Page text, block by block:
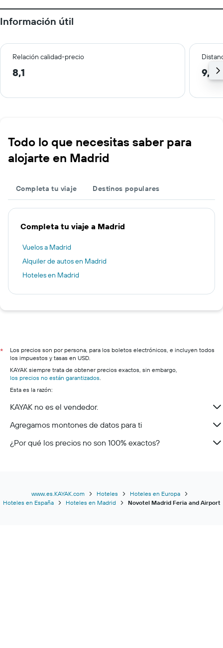
Información útil
Relación calidad-precio
8,1 9,1
Todo lo que necesitas saber para
alojarte en Madrid
Completa tu viaje Destinos populares
Completa tu viaje a Madrid
Vuelos a Madrid
Alquiler de autos en Madrid
Hoteles en Madrid
*
Los precios son por persona, para los boletos electrónicos, e incluyen todos
los impuestos y tasas en USD.
KAYAK siempre trata de obtener precios exactos, sin embargo,
los precios no están garantizados.
Esta es la razón:
KAYAK no es el vendedor.
Agregamos montones de datos para ti
¿Por qué los precios no son 100% exactos?
www.es.KAYAK.com Hoteles
Hoteles en Europa
Hoteles en España
Hoteles en Madrid Novotel Madrid Feria and Airport